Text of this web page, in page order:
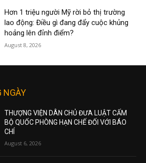
Hơn 1 triệu người Mỹ rời bỏ thị trường
lao động: Điều gì đang đẩy cuộc khủng
hoảng lên đỉnh điểm?
August 8, 2026
NGÀY
THƯỢNG VIỆN DÂN CHỦ ĐƯA LUẬT CẤM
BỘ QUỐC PHÒNG HẠN CHẾ ĐỐI VỚI BÁO
CHÍ
August 6, 2026